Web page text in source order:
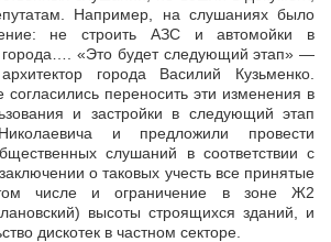
Например, на слушаниях было
не строить АЗС и автомойки в
города…. «Это будет следующий этап» —
города Василий Кузьменко.
переносить эти изменения в
и застройки в следующий этап
и предложили провести
слушаний в соответствии с
о таковых учесть все принятые
числе и ограничение в зоне Ж2
высоты строящихся зданий, и
дискотек в частном секторе.